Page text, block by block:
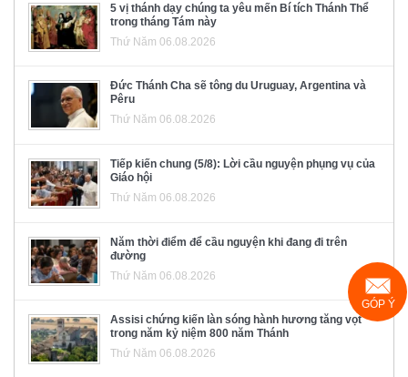
5 vị thánh dạy chúng ta yêu mến Bí tích Thánh Thể
trong tháng Tám này
Thứ Năm 06.08.2026
Đức Thánh Cha sẽ tông du Uruguay, Argentina và
Pêru
Thứ Năm 06.08.2026
Tiếp kiến chung (5/8): Lời cầu nguyện phụng vụ của
Giáo hội
Thứ Năm 06.08.2026
Năm thời điểm để cầu nguyện khi đang đi trên
đường
Thứ Năm 06.08.2026
Assisi chứng kiến làn sóng hành hương tăng vọt
trong năm kỷ niệm 800 năm Thánh
Thứ Năm 06.08.2026
GÓP Ý